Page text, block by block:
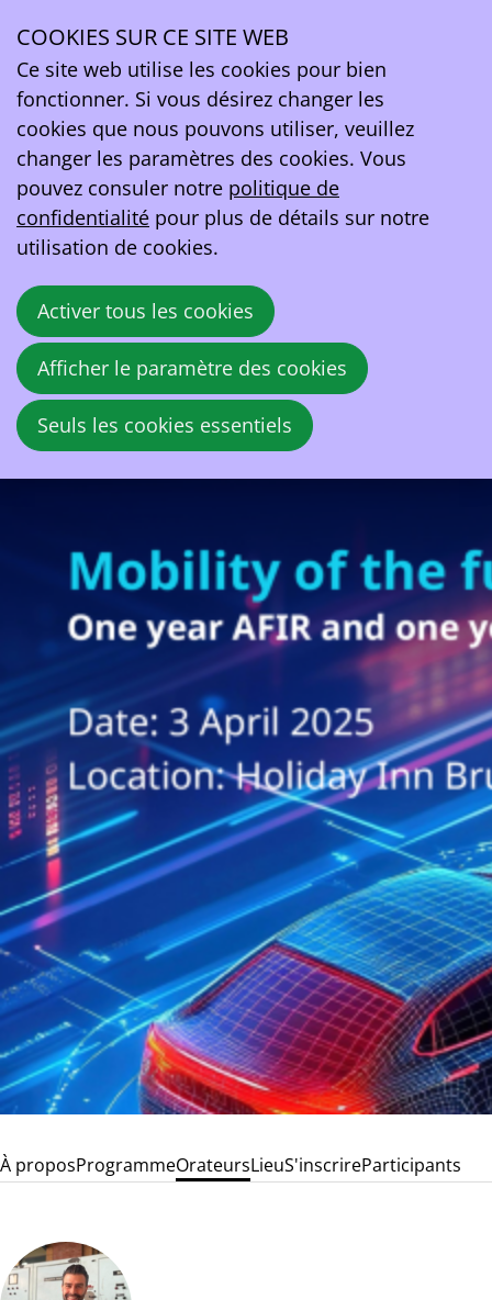
03
avr.
2025
16:00 Holiday Inn Brussels Airport
En route vers la Mobilité du Futur
Un an d’AFIR et un an de registre REDII
Ensemble, nous vous proposons une
plateforme unique pour explorer les
synergies entre la mobilité et l’énergie dans
le contexte des évolutions des
réglementations européennes.
À proposProgrammeOrateursLieuS'inscrireParticipants
COOKIES SUR CE SITE WEB
Ce site web utilise les cookies pour bien
fonctionner. Si vous désirez changer les
cookies que nous pouvons utiliser, veuillez
changer les paramètres des cookies. Vous
pouvez consuler notre politique de
confidentialité pour plus de détails sur notre
utilisation de cookies.
Activer tous les cookies
Afficher le paramètre des cookies
Seuls les cookies essentiels